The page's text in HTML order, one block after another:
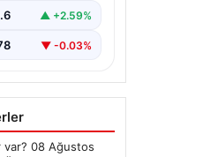
Cevdet
▲ +2.59%
▼ -0.03%
var? 08 Ağustos